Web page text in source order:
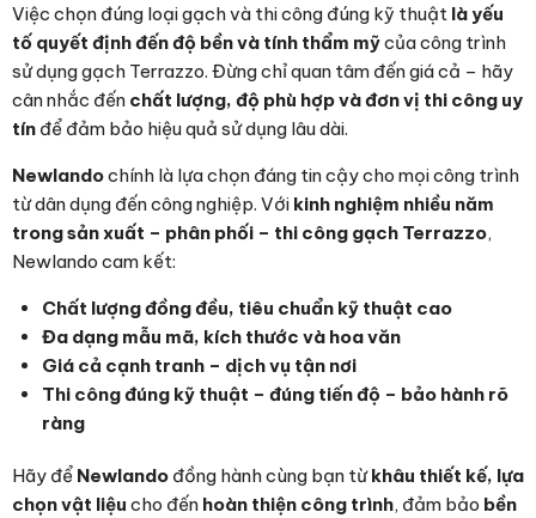
Việc chọn đúng loại gạch và thi công đúng kỹ thuật là yếu
tố quyết định đến độ bền và tính thẩm mỹcủa công trình
sử dụng gạch Terrazzo. Đừng chỉ quan tâm đến giá cả – hãy
cân nhắc đến chất lượng, độ phù hợp và đơn vị thi công uy
tín để đảm bảo hiệu quả sử dụng lâu dài.
Newlandochính là lựa chọn đáng tin cậy cho mọi công trình
từ dân dụng đến công nghiệp. Với kinh nghiệm nhiều năm
trong sản xuất – phân phối – thi công gạch Terrazzo,
Newlando cam kết:
Chất lượng đồng đều, tiêu chuẩn kỹ thuật cao
Đa dạng mẫu mã, kích thước và hoa văn
Giá cả cạnh tranh – dịch vụ tận nơi
Thi công đúng kỹ thuật – đúng tiến độ – bảo hành rõ
ràng
Hãy để Newlando đồng hành cùng bạn từkhâu thiết kế, lựa
chọn vật liệu cho đến hoàn thiện công trình, đảm bảo bền